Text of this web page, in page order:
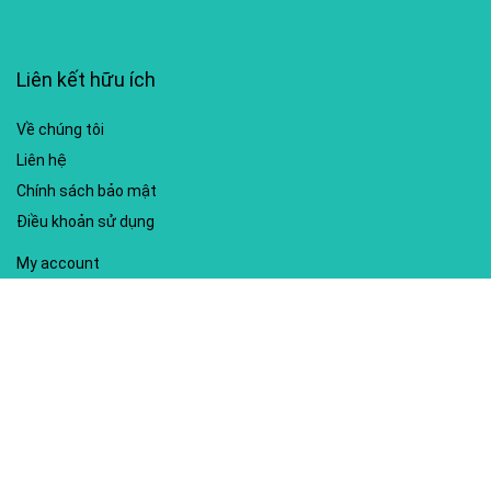
Liên kết hữu ích
Về chúng tôi
Liên hệ
Chính sách bảo mật
Điều khoản sử dụng
My account